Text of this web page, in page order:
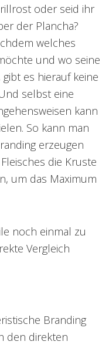
oder seid ihr
der Plancha?
welches
und wo seine
es hierauf keine
selbst eine
kann
So kann man
erzeugen
die Kruste
um das Maximum
noch einmal zu
Vergleich
Branding
den direkten